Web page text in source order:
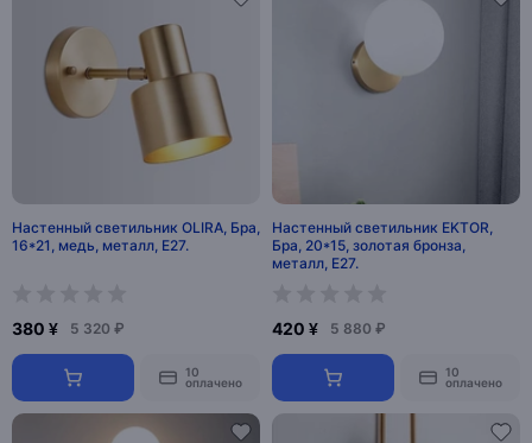
Настенный светильник OLIRA, Бра,
16*21, медь, металл, Е27.
380 ¥ 5 320 ₽
10
оплачено
Настенный светильник EKTOR,
Бра, 20*15, золотая бронза,
металл, Е27.
420 ¥ 5 880 ₽
10
оплачено